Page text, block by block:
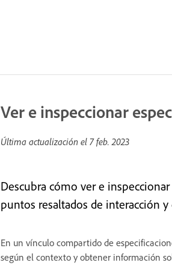
Ver e inspeccionar
Última actualización el 7 feb. 2023
Descubra cómo ver e
puntos resaltados de interacción
En un vínculo compartido de
según el contexto y obtener información